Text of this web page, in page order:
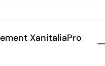
XanitaliaPro